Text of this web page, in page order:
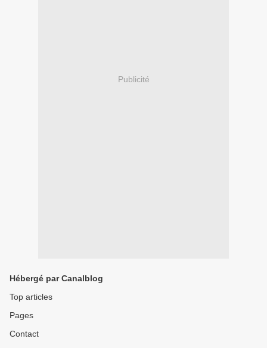
Publicité
Hébergé par Canalblog
Top articles
Pages
Contact